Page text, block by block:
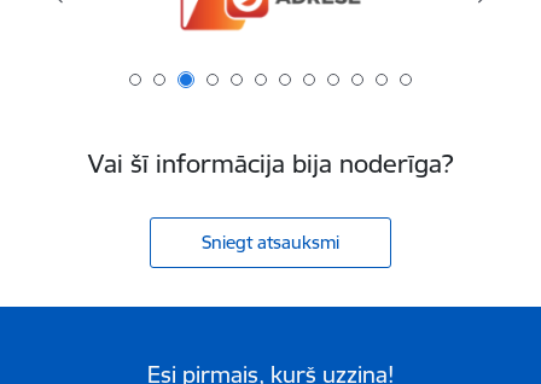
Vai šī informācija bija noderīga?
Sniegt atsauksmi
Esi pirmais, kurš uzzina!